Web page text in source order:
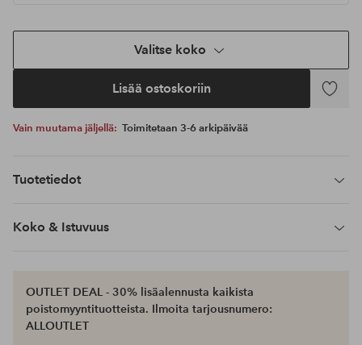
Valitse koko
Lisää ostoskoriin
Lisää
Vain muutama jäljellä: Toimitetaan 3-6 arkipäivää
Tuotetiedot
Koko & Istuvuus
OUTLET DEAL - 30% lisäalennusta kaikista
poistomyyntituotteista. Ilmoita tarjousnumero:
ALLOUTLET